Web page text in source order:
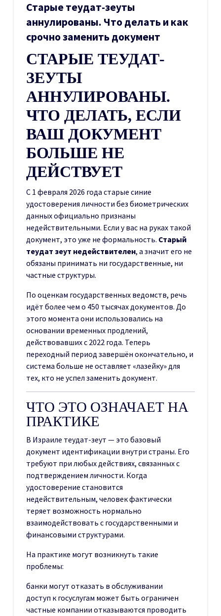
Старые теудат-зеуты
аннулированы. Что делать и как
срочно заменить документ
СТАРЫЕ ТЕУДАТ-
ЗЕУТЫ
АННУЛИРОВАНЫ.
ЧТО ДЕЛАТЬ, ЕСЛИ
ВАШ ДОКУМЕНТ
БОЛЬШЕ НЕ
ДЕЙСТВУЕТ
С 1 февраля 2026 года старые синие
удостоверения личности без биометрических
данных официально признаны
недействительными. Если у вас на руках такой
документ, это уже не формальность. Старый
теудат зеут недействителен, а значит его не
обязаны принимать ни государственные, ни
частные структуры.
По оценкам государственных ведомств, речь
идёт более чем о 450 тысячах документов. До
этого момента они использовались на
основании временных продлений,
действовавших с 2022 года. Теперь
переходный период завершён окончательно, и
система больше не оставляет «лазейку» для
тех, кто не успел заменить документ.
ЧТО ЭТО ОЗНАЧАЕТ НА
ПРАКТИКЕ
В Израиле теудат-зеут — это базовый
документ идентификации внутри страны. Его
требуют при любых действиях, связанных с
подтверждением личности. Когда
удостоверение становится
недействительным, человек фактически
теряет возможность нормально
взаимодействовать с государственными и
финансовыми структурами.
На практике могут возникнуть такие
проблемы:
банки могут отказать в обслуживании
доступ к госуслугам может быть ограничен
частные компании отказываются проводить